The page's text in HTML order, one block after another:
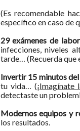
(Es recomendable
específico en caso de
29 exámenes de
infecciones, niveles
tarde… (Recuerda que
Invertir 15 minutos
tu vida… (¡Imagínate
detectaste un
Modernos equipos y
los resultados.